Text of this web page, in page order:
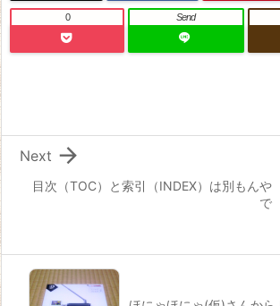
0 Send
目次（TOC）と索引（INDEX）は別もんや
で

Next